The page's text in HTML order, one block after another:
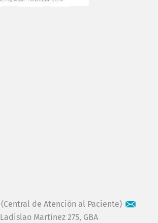
(Central de Atención al Paciente)
Ladislao Martínez 275, GBA